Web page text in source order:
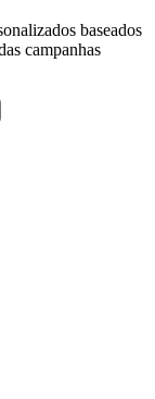
baseados
campanhas